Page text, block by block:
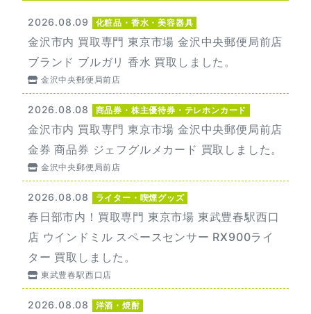
2026.08.09 化粧品・香水・美容器具
金沢市内 買取専門 東京市場 金沢中央郵便局前店
ブランド ブルガリ 香水 買取しました。
金沢中央郵便局前店
2026.08.08 商品券・株主優待券・テレホンカード
金沢市内 買取専門 東京市場 金沢中央郵便局前店
金券 商品券 ジェフグルメカード 買取しました。
金沢中央郵便局前店
2026.08.08 ライター・喫煙グッズ
春日部市内！買取専門 東京市場 東武豊春駅西口
店 ウインドミル スペースセンサー RX900ライ
ター 買取しました。
東武豊春駅西口店
2026.08.08 洋酒・焼酎